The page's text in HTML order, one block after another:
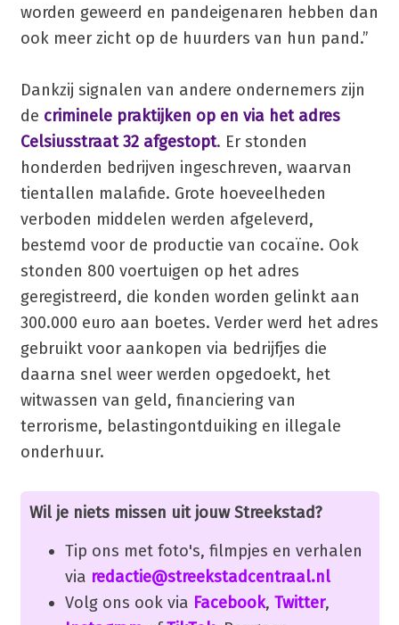
worden geweerd en pandeigenaren hebben dan
ook meer zicht op de huurders van hun pand.”
Dankzij signalen van andere ondernemers zijn
de criminele praktijken op en via het adres
Celsiusstraat 32 afgestopt. Er stonden
honderden bedrijven ingeschreven, waarvan
tientallen malafide. Grote hoeveelheden
verboden middelen werden afgeleverd,
bestemd voor de productie van cocaïne. Ook
stonden 800 voertuigen op het adres
geregistreerd, die konden worden gelinkt aan
300.000 euro aan boetes. Verder werd het adres
gebruikt voor aankopen via bedrijfjes die
daarna snel weer werden opgedoekt, het
witwassen van geld, financiering van
terrorisme, belastingontduiking en illegale
onderhuur.
Wil je niets missen uit jouw Streekstad?
Tip ons met foto's, filmpjes en verhalen
via redactie@streekstadcentraal.nl
Volg ons ook via Facebook, Twitter,